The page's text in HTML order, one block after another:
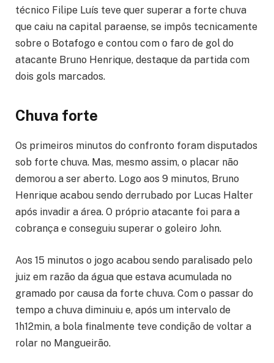
técnico Filipe Luís teve quer superar a forte chuva
que caiu na capital paraense, se impôs tecnicamente
sobre o Botafogo e contou com o faro de gol do
atacante Bruno Henrique, destaque da partida com
dois gols marcados.
Chuva forte
Os primeiros minutos do confronto foram disputados
sob forte chuva. Mas, mesmo assim, o placar não
demorou a ser aberto. Logo aos 9 minutos, Bruno
Henrique acabou sendo derrubado por Lucas Halter
após invadir a área. O próprio atacante foi para a
cobrança e conseguiu superar o goleiro John.
Aos 15 minutos o jogo acabou sendo paralisado pelo
juiz em razão da água que estava acumulada no
gramado por causa da forte chuva. Com o passar do
tempo a chuva diminuiu e, após um intervalo de
1h12min, a bola finalmente teve condição de voltar a
rolar no Mangueirão.